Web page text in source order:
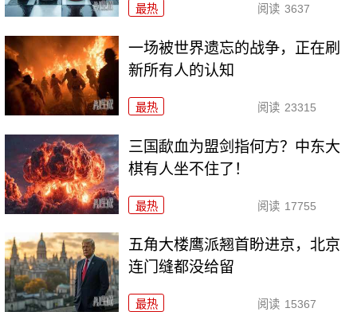
最热 阅读 3637
一场被世界遗忘的战争，正在刷
新所有人的认知
最热 阅读 23315
三国歃血为盟剑指何方？中东大
棋有人坐不住了！
最热 阅读 17755
五角大楼鹰派翘首盼进京，北京
连门缝都没给留
最热 阅读 15367